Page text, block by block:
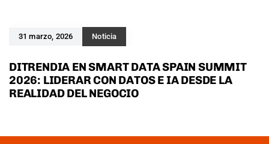
31 marzo, 2026 Noticia
DITRENDIA EN SMART DATA SPAIN SUMMIT
2026: LIDERAR CON DATOS E IA DESDE LA
REALIDAD DEL NEGOCIO